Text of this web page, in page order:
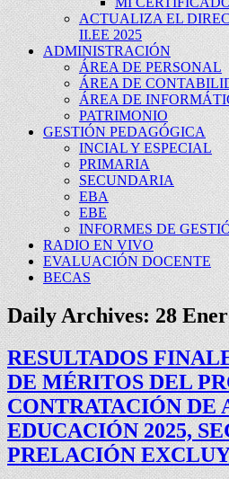
ACTUALIZA EL
II.EE 2025
ADMINISTRACIÓN
ÁREA DE PERSONAL
ÁREA DE
ÁREA DE
PATRIMONIO
GESTIÓN PEDAGÓGICA
INCIAL Y ESPECIAL
PRIMARIA
SECUNDARIA
EBA
EBE
INFORMES DE
RADIO EN VIVO
EVALUACIÓN DOCENTE
BECAS
Daily Archives:28
RESULTADOS
DE MÉRITOS DEL
CONTRATACIÓN DE
EDUCACIÓN 2025,
PRELACIÓN